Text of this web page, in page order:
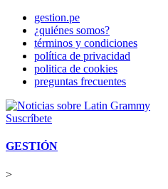
gestion.pe
¿quiénes somos?
términos y condiciones
política de privacidad
politica de cookies
preguntas frecuentes
Suscríbete
GESTIÓN
>